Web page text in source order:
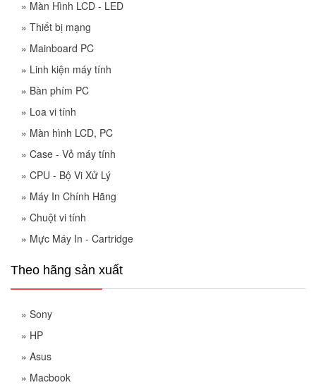
» Màn Hình LCD - LED
» Thiết bị mạng
» Mainboard PC
» Linh kiện máy tính
» Bàn phím PC
» Loa vi tính
» Màn hình LCD, PC
» Case - Vỏ máy tính
» CPU - Bộ Vi Xử Lý
» Máy In Chính Hãng
» Chuột vi tính
» Mực Máy In - Cartridge
Theo hãng sản xuất
» Sony
» HP
» Asus
» Macbook